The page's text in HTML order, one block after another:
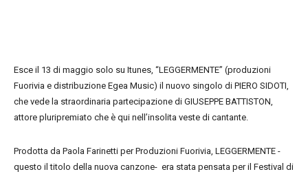
Esce il 13 di maggio solo su Itunes, “LEGGERMENTE” (produzioni
Fuorivia e distribuzione Egea Music) il nuovo singolo di PIERO SIDOTI,
che vede la straordinaria partecipazione di GIUSEPPE BATTISTON,
attore pluripremiato che è qui nell’insolita veste di cantante.
Prodotta da Paola Farinetti per Produzioni Fuorivia, LEGGERMENTE -
questo il titolo della nuova canzone- era stata pensata per il Festival di